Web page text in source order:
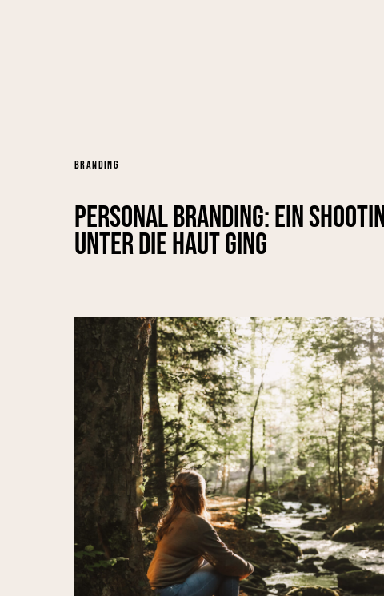
BRANDING
Personal Branding: Ein
unter die Haut ging